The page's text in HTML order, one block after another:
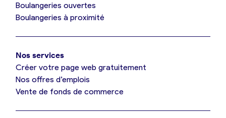
Je référence ma boulangerie (gratuit)
Offres d’emploi
Boulangeries ouvertes
Boulangeries à proximité
Nos services
Créer votre page web gratuitement
Nos offres d’emplois
Vente de fonds de commerce